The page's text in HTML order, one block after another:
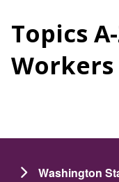
Topics
Workers
Washington